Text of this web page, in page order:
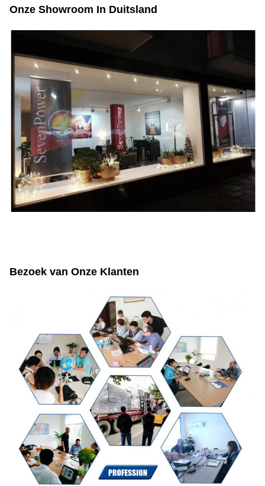
Onze Showroom In Duitsland
Bezoek van Onze Klanten